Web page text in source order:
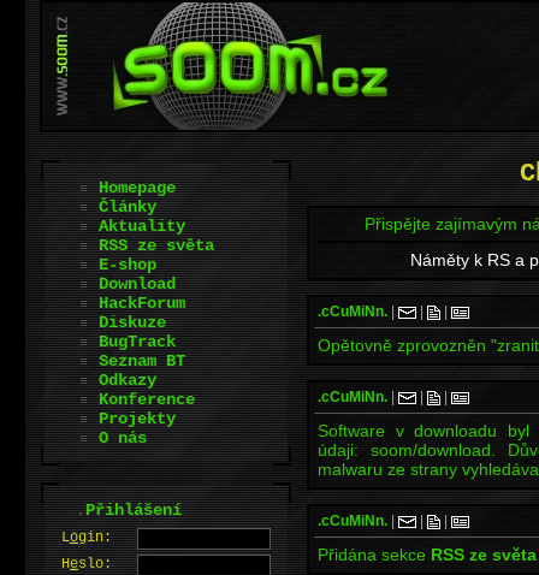
Přispějte zajímavým
Náměty k RS a
.cCuMiNn.
Opětovně zprovozněn
.cCuMiNn.
Software v downloadu
údaji: soom/download.
malwaru ze strany
.cCuMiNn.
Přidána sekce RSS ze
Homepage
Články
Aktuality
RSS ze světa
E-shop
Download
HackForum
Diskuze
BugTrack
Seznam BT
Odkazy
Konference
Projekty
O nás
.Přihlášení
Login:
Heslo: